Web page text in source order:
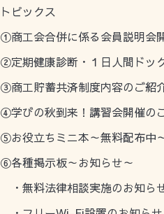
トピックス
①商工会合併に係る会員説明会
②定期健康診断・１日人間ドッ
③商工貯蓄共済制度内容のご紹
④学びの秋到来！講習会開催の
⑤お役立ちミニ本～無料配布中
⑥各種掲示板～お知らせ～
・無料法律相談実施のお知ら